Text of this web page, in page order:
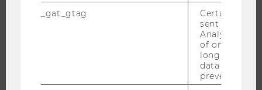
FORSCHENDE_gat_gtag
Certain data
sent to
Analytics a
of once per
long as it is
data
prevented.